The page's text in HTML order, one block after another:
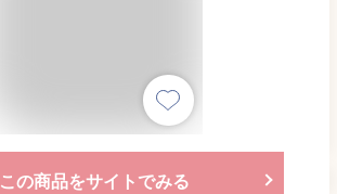
この商品をサイトでみる